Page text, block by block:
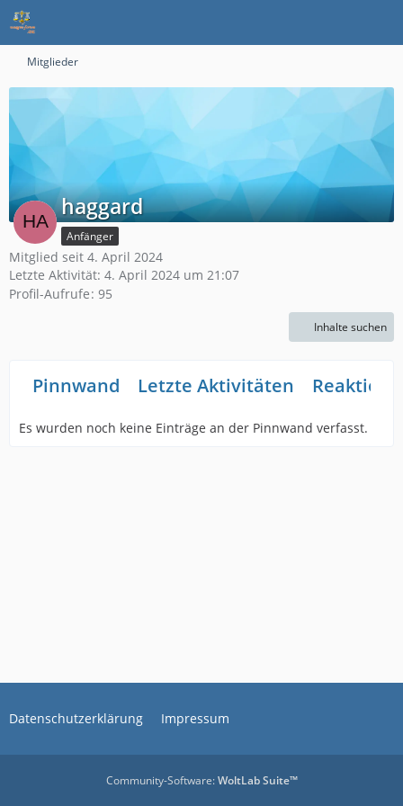
Mitglieder
haggard
Anfänger
Mitglied seit 4. April 2024
Letzte Aktivität: 4. April 2024 um 21:07
Profil-Aufrufe 95
Inhalte suchen
Pinnwand Letzte Aktivitäten
Es wurden noch keine Einträge an der Pinnwand verfasst.
Datenschutzerklärung Impressum
Community-Software:WoltLab Suite™